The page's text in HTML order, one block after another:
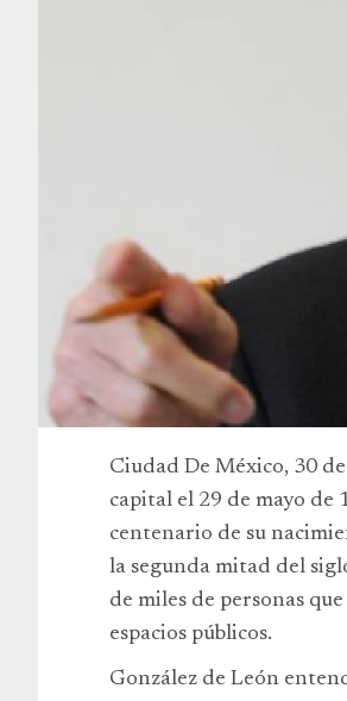
Ciudad De México, 30
capital el 29 de mayo de
centenario de su
la segunda mitad del
de miles de personas
espacios públicos.
González de León